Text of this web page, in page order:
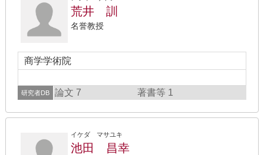
荒井 訓
名誉教授
商学学術院
研究者DB 論文 7 著書等 1
イケダ マサユキ
池田 昌幸